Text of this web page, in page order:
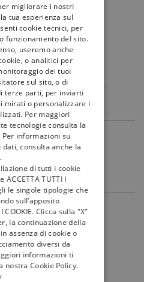
cartoni del…
per i…
la classifica
bambini
più belli degli anni…
Bonolis e Luca Laurenti
Personaggi
tivùla guida
I programmi
I canali
La Guida +
migliorare i nostri
tua esperienza sul
cookie tecnici, per
funzionamento del sito.
useremo anche
o analitici per
dei tuoi
sul sito, o di
terze parti, per inviarti
mirati o personalizzare i
Per maggiori
tecnologie consulta la
Per informazioni su
consulta anche la
di tutti i cookie
ACCETTA TUTTI I
le singole tipologie che
sull’apposito
COOKIE. Clicca sulla "X"
la continuazione della
assenza di cookie o
diversi da
informazioni ti
nostra Cookie Policy.